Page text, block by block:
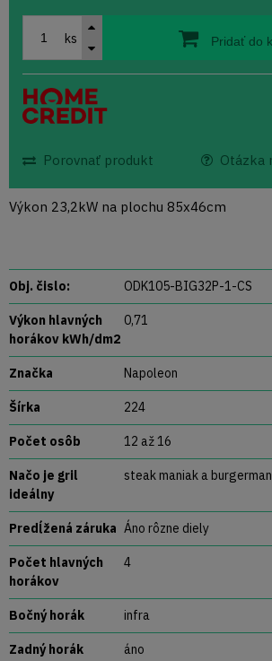
ks Pridať do
Porovnať produkt Otázka
Výkon 23,2kW na plochu 85x46cm
Obj. čislo: ODK105-BIG32P-1-CS
Výkon hlavných
horákov kWh/dm2
0,71
Značka Napoleon
Šírka 224
Počet osôb 12 až 16
Načo je gril
ideálny
steak maniak a burgerman
Predĺžená záruka Áno rôzne diely
Počet hlavných
horákov
4
Bočný horák infra
Zadný horák áno